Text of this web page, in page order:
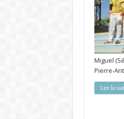
Miguel
Pierre-
Lire la